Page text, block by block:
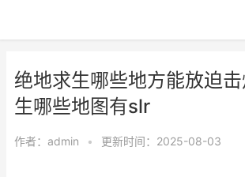
绝地求生哪些地方能放迫
生哪些地图有slr
作者： admin • 更新时间：2025-08-03